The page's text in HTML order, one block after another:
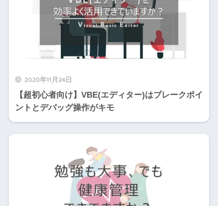
2020年11月24日
【超初心者向け】VBE(エディター)はブレークポイ
ントとデバッグ操作がキモ